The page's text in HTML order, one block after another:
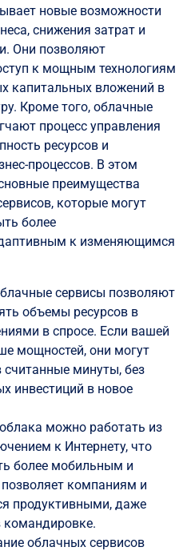
новые возможности
снижения затрат и
Они позволяют
к мощным технологиям
капитальных вложений в
Кроме того, облачные
процесс управления
ресурсов и
процессов. В этом
преимущества
которые могут
более
к изменяющимся
сервисы позволяют
объемы ресурсов в
в спросе. Если вашей
мощностей, они могут
минуты, без
инвестиций в новое
можно работать из
к Интернету, что
более мобильным и
компаниям и
продуктивными, даже
командировке.
облачных сервисов